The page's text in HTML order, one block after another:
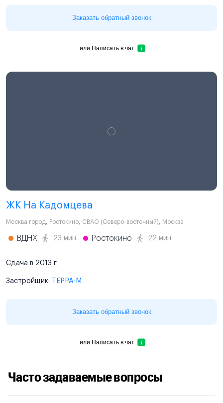
Заказать обратный звонок
или Написать в чат
ЖК На Кадомцева
Москва город, Ростокино, СВАО (Северо-восточный), Москва
ВДНХ 23 мин. Ростокино 22 мин.
Сдача в 2013 г.
Застройщик: ТЕРРА-М
Заказать обратный звонок
или Написать в чат
Часто задаваемые вопросы